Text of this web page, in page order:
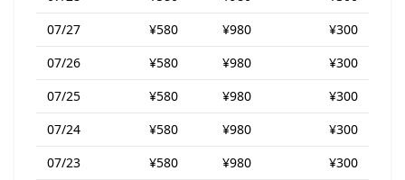
07/27
¥580 ¥980
¥300
07/26
¥580 ¥980
¥300
07/25
¥580 ¥980
¥300
07/24
¥580 ¥980
¥300
07/23
¥580 ¥980
¥300